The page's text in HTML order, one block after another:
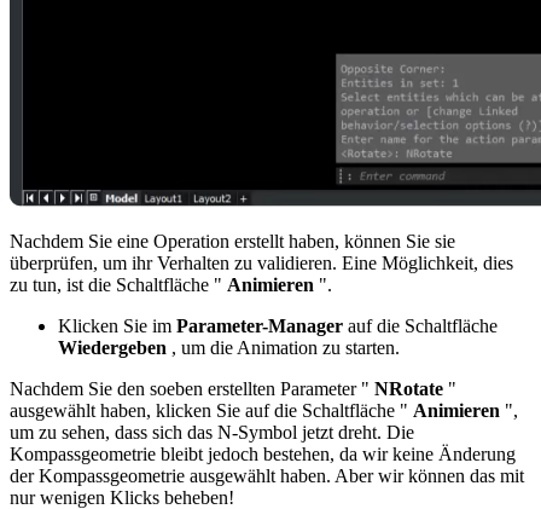
Nachdem Sie eine Operation erstellt haben, können Sie sie
überprüfen, um ihr Verhalten zu validieren. Eine Möglichkeit, dies
zu tun, ist die Schaltfläche " Animieren ".
Klicken Sie im Parameter-Manager auf die Schaltfläche
Wiedergeben , um die Animation zu starten.
Nachdem Sie den soeben erstellten Parameter " NRotate "
ausgewählt haben, klicken Sie auf die Schaltfläche " Animieren ",
um zu sehen, dass sich das N-Symbol jetzt dreht. Die
Kompassgeometrie bleibt jedoch bestehen, da wir keine Änderung
der Kompassgeometrie ausgewählt haben. Aber wir können das mit
nur wenigen Klicks beheben!